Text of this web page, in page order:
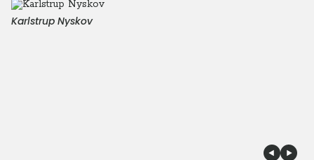
Karlstrup Nyskov